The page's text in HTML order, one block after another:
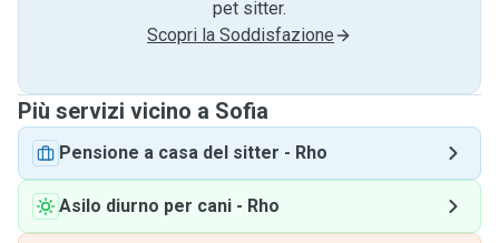
pet sitter.
Scopri la Soddisfazione
Più servizi vicino a Sofia
Pensione a casa del sitter - Rho
Asilo diurno per cani - Rho